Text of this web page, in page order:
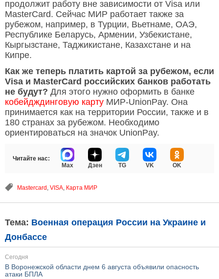
продолжит работу вне зависимости от Visa или
MasterCard. Сейчас МИР работает также за
рубежом, например, в Турции, Вьетнаме, ОАЭ,
Республике Беларусь, Армении, Узбекистане,
Кыргызстане, Таджикистане, Казахстане и на
Кипре.
Как же теперь платить картой за рубежом, если
Visa и MasterCard российских банков работать
не будут? Для этого нужно оформить в банке
кобейдждинговую карту МИР-UnionPay. Она
принимается как на территории России, также и в
180 странах за рубежом. Необходимо
ориентироваться на значок UnionPay.
Читайте нас:
Max
Дзен TG VK OK
Mastercard , VISA, Карта МИР
Тема: Военная операция России на Украине и
Донбассе
Сегодня
В Воронежской области днем 6 августа объявили опасность
атаки БПЛА